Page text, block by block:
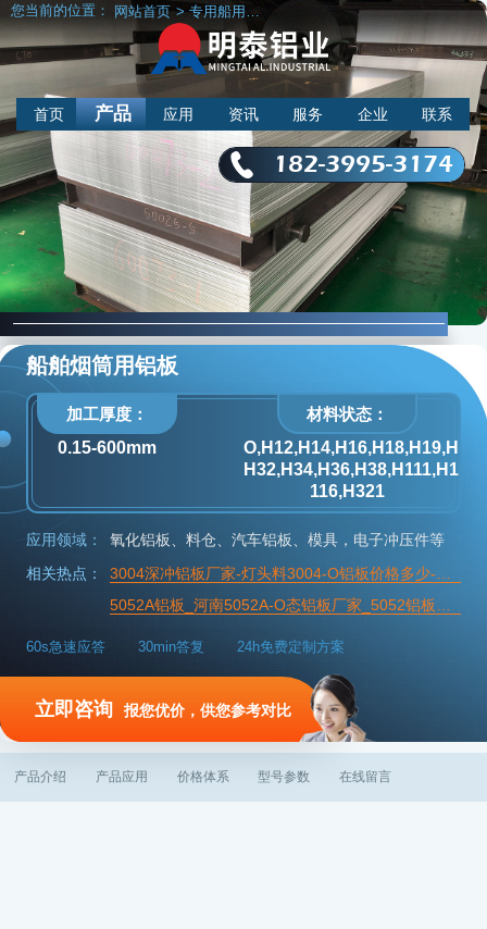
首页 产品 应用 资讯 服务 企业 联系
182-3995-3174
您当前的位置： 网站首页 > 专用船用铝板 > 船舶烟筒用铝板
船舶烟筒用铝板
加工厚度：
0.15-600mm
材料状态：
116,H321
应用领域：
氧化铝板、料仓、汽车铝板、模具，电子冲压件等
相关热点：
3004深冲铝板厂家-灯头料3004-O铝板价格多少-明泰铝业直销厂家
5052A铝板_河南5052A-O态铝板厂家_5052铝板价格
60s急速应答 30min答复 24h免费定制方案
立即咨询 报您优价，供您参考对比
产品介绍 产品应用 价格体系 型号参数 在线留言